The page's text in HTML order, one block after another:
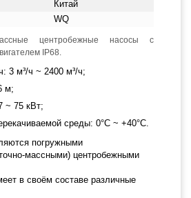
Китай
WQ
центробежные насосы с
IP68.
3 м³/ч ~ 2400 м³/ч;
м;
~ 75 кВт;
среды: 0°С ~ +40°С.
погружными
массными) центробежными
в своём составе различные